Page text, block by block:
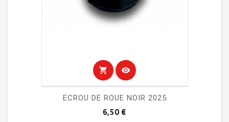
shopping_cart visibility
ECROU DE ROUE NOIR 2025
6,50 €